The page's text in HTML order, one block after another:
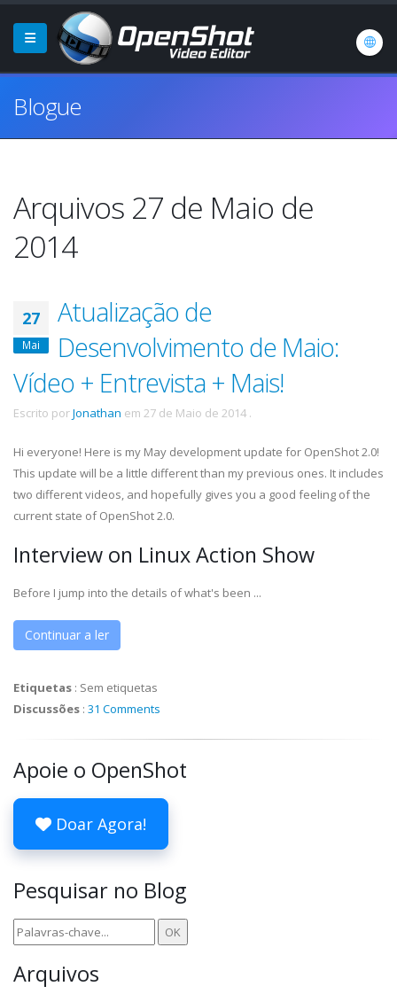
Blogue
Arquivos 27 de Maio de
2014
27
Mai
Atualização de
Desenvolvimento de Maio:
Vídeo + Entrevista + Mais!
Escrito porJonathan em 27 de Maio de 2014 .
Hi everyone! Here is my May development update for OpenShot 2.0!
This update will be a little different than my previous ones. It includes
two different videos, and hopefully gives you a good feeling of the
current state of OpenShot 2.0.
Interview on Linux Action Show
Before I jump into the details of what's been ...
Continuar a ler
Etiquetas : Sem etiquetas
Discussões : 31 Comments
Apoie o OpenShot
Doar Agora!
Pesquisar no Blog
Arquivos